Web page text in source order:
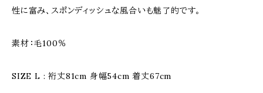
性に富み、スポンディッシュな風合いも魅了的です。
素材：毛100％
SIZE L : 裄丈81cm 身幅54cm 着丈67cm